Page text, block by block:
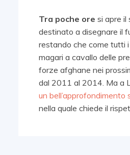
Tra poche ore si apre il
destinato a disegnare il
restando che come tutti
magari a cavallo delle
forze afghane nei
dal 2011 al 2014. Ma a
un bell’approfondimento
nella quale chiede il